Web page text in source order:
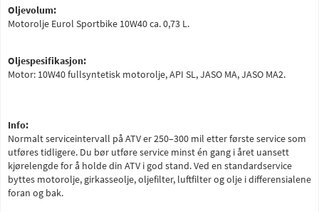
Oljevolum:
Motorolje Eurol Sportbike 10W40 ca. 0,73 L.
Oljespesifikasjon:
Motor: 10W40 fullsyntetisk motorolje, API SL, JASO MA, JASO MA2.
Info:
Normalt serviceintervall på ATV er 250–300 mil etter første service som
utføres tidligere. Du bør utføre service minst én gang i året uansett
kjørelengde for å holde din ATV i god stand. Ved en standardservice
byttes motorolje, girkasseolje, oljefilter, luftfilter og olje i differensialene
foran og bak.